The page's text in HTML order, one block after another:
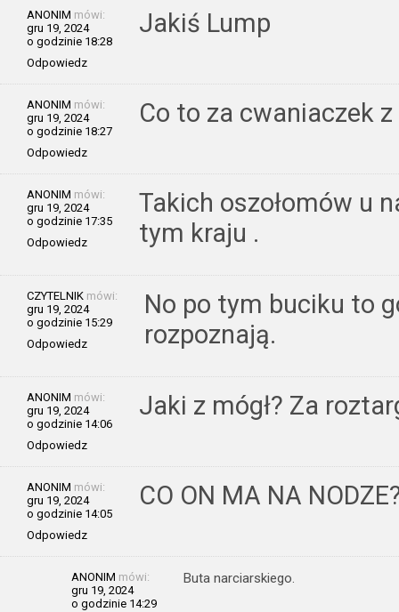
ANONIM mówi:
gru 19, 2024
o godzinie 18:28
Odpowiedz
Jakiś Lump
ANONIM mówi:
gru 19, 2024
o godzinie 18:27
Odpowiedz
Co to za cwaniaczek
ANONIM mówi:
gru 19, 2024
o godzinie 17:35
Odpowiedz
Takich oszołomów u
tym kraju .
CZYTELNIK mówi:
gru 19, 2024
o godzinie 15:29
Odpowiedz
No po tym buciku to
rozpoznają.
ANONIM mówi:
gru 19, 2024
o godzinie 14:06
Odpowiedz
Jaki z mógł? Za
ANONIM mówi:
gru 19, 2024
o godzinie 14:05
Odpowiedz
CO ON MA NA
ANONIM mówi:
gru 19, 2024
o godzinie 14:29
Buta narciarskiego.